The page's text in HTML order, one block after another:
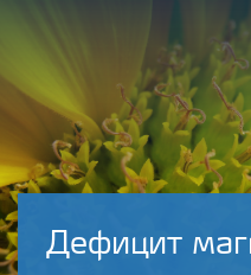
Дефицит